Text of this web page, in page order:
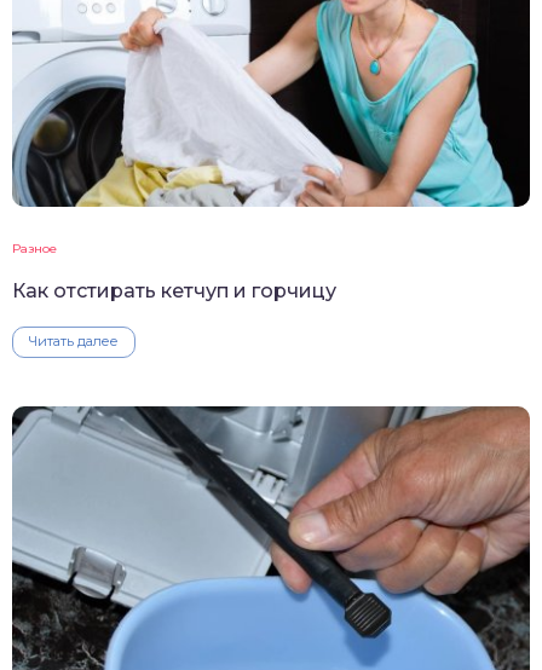
Разное
Как отстирать кетчуп и горчицу
Читать далее